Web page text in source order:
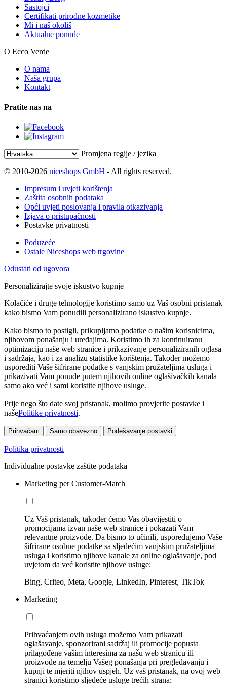
Sastojci
Certifikati prirodne kozmetike
Mi i naš okoliš
Aktualne ponude
O Ecco Verde
O nama
Naša grupa
Kontakt
Pratite nas na
Promjena regije / jezika
© 2010-2026 niceshops GmbH - All rights reserved.
Impresum i uvjeti korištenja
Zaštita osobnih podataka
Opći uvjeti poslovanja i pravila otkazivanja
Izjava o pristupačnosti
Postavke privatnosti
Poduzeće
Ostale Niceshops web trgovine
Odustati od ugovora
Personalizirajte svoje iskustvo kupnje
Kolačiće i druge tehnologije koristimo samo uz Vaš osobni pristanak
kako bismo Vam ponudili personalizirano iskustvo kupnje.
Kako bismo to postigli, prikupljamo podatke o našim korisnicima,
njihovom ponašanju i uređajima. Koristimo ih za kontinuiranu
optimizaciju naše web stranice i prikazivanje personaliziranih oglasa
i sadržaja, kao i za analizu statistike korištenja. Također možemo
usporediti Vaše šifrirane podatke s vanjskim pružateljima usluga i
prikazivati Vam ponude putem njihovih online oglašivačkih kanala
samo ako već i sami koristite njihove usluge.
Prije nego što date svoj pristanak, molimo provjerite postavke i
našePolitike privatnosti.
Prihvaćam Samo obavezno Podešavanje postavki
Politika privatnosti
Individualne postavke zaštite podataka
Marketing per Customer-Match
Uz Vaš pristanak, također ćemo Vas obavijestiti o
promocijama izvan naše web stranice i pokazati Vam
relevantne proizvode. Da bismo to učinili, uspoređujemo Vaše
šifrirane osobne podatke sa sljedećim vanjskim pružateljima
usluga i koristimo njihove kanale za online oglašavanje, pod
uvjetom da već koristite njihove usluge:
Bing, Criteo, Meta, Google, LinkedIn, Pinterest, TikTok
Marketing
Prihvaćanjem ovih usluga možemo Vam prikazati
oglašavanje, sponzorirani sadržaj ili promocije popusta
prilagođene vašim interesima za našu web stranicu ili
proizvode na temelju Vašeg ponašanja pri pregledavanju i
kupnji te mjeriti njihov uspjeh. Uz vaš pristanak, na ovoj web
stranici koristimo sljedeće usluge trećih strana: